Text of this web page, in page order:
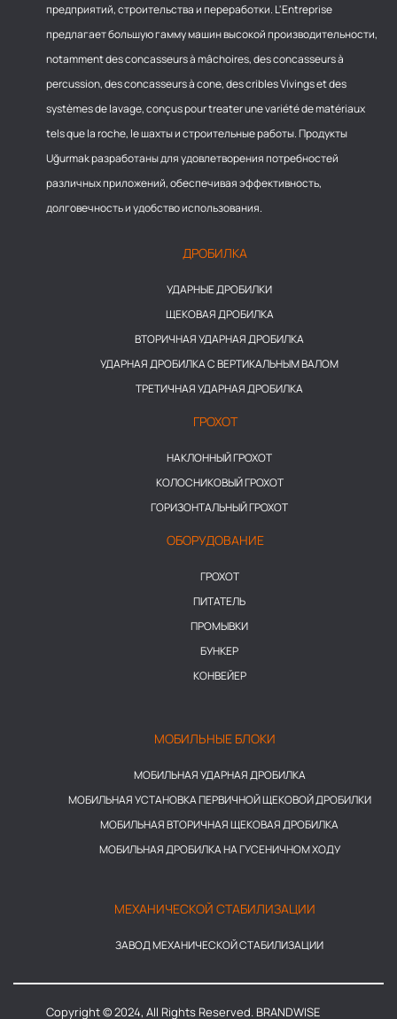
предприятий, строительства и переработки. L'Entreprise
предлагает большую гамму машин высокой производительности,
notamment des concasseurs à mâchoires, des concasseurs à
percussion, des concasseurs à cone, des cribles Vivings et des
systèmes de lavage, conçus pour treater une variété de matériaux
tels que la roche, le шахты и строительные работы. Продукты
Uğurmak разработаны для удовлетворения потребностей
различных приложений, обеспечивая эффективность,
долговечность и удобство использования.
ДРОБИЛКА
УДАРНЫЕ ДРОБИЛКИ
ЩЕКОВАЯ ДРОБИЛКА
ВТОРИЧНАЯ УДАРНАЯ ДРОБИЛКА
УДАРНАЯ ДРОБИЛКА С ВЕРТИКАЛЬНЫМ ВАЛОМ
ТРЕТИЧНАЯ УДАРНАЯ ДРОБИЛКА
ГРОХОТ
НАКЛОННЫЙ ГРОХОТ
КОЛОСНИКОВЫЙ ГРОХОТ
ГОРИЗОНТАЛЬНЫЙ ГРОХОТ
ОБОРУДОВАНИЕ
ГРОХОТ
ПИТАТЕЛЬ
ПРОМЫВКИ
БУНКЕР
КОНВЕЙЕР
МОБИЛЬНЫЕ БЛОКИ
МОБИЛЬНАЯ УДАРНАЯ ДРОБИЛКА
МОБИЛЬНАЯ УСТАНОВКА ПЕРВИЧНОЙ ЩЕКОВОЙ ДРОБИЛКИ
МОБИЛЬНАЯ ВТОРИЧНАЯ ЩЕКОВАЯ ДРОБИЛКА
МОБИЛЬНАЯ ДРОБИЛКА НА ГУСЕНИЧНОМ ХОДУ
МЕХАНИЧЕСКОЙ СТАБИЛИЗАЦИИ
ЗАВОД МЕХАНИЧЕСКОЙ СТАБИЛИЗАЦИИ
Copyright © 2024, All Rights Reserved. BRANDWISE